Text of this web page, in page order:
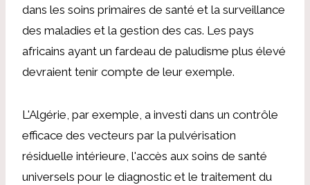
dans les soins primaires de santé et la surveillance
des maladies et la gestion des cas. Les pays
africains ayant un fardeau de paludisme plus élevé
devraient tenir compte de leur exemple.
L'Algérie, par exemple, a investi dans un contrôle
efficace des vecteurs par la pulvérisation
résiduelle intérieure, l'accès aux soins de santé
universels pour le diagnostic et le traitement du